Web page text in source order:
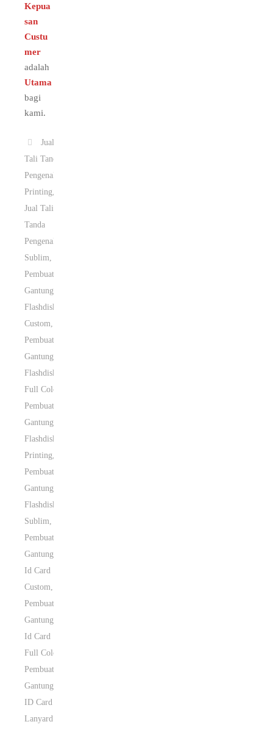
Kepua
san
Custu
mer
adalah
Utama
bagi
kami.
Jual
Tali Tanda
Pengenal
Printing
Jual Tali
Tanda
Pengenal
Sublim
Pembuatan
Gantungan
Flashdisk
Custom
Pembuatan
Gantungan
Flashdisk
Full Color
Pembuatan
Gantungan
Flashdisk
Printing
Pembuatan
Gantungan
Flashdisk
Sublim
Pembuatan
Gantungan
Id Card
Custom
Pembuatan
Gantungan
Id Card
Full Color
Pembuatan
Gantungan
ID Card
Lanyard